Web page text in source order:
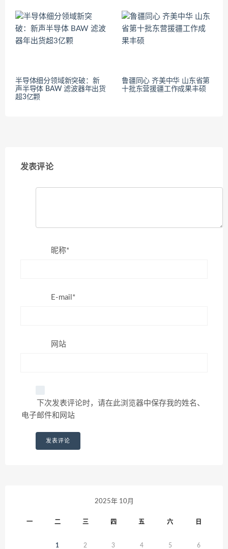
半导体细分领域新突破：新
声半导体 BAW 滤波器年出货
超3亿颗​
鲁疆同心 齐美中华 山东省第
十批东营援疆工作成果丰硕
发表评论
昵称*
E-mail*
网站
下次发表评论时，请在此浏览器中保存我的姓名、
电子邮件和网站
2025年 10月
一 二 三 四 五 六 日
1 2 3 4 5 6